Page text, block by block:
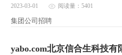
2023-03-01 阅读量：5401
集团公司招聘
yabo.com北京信合生科技有